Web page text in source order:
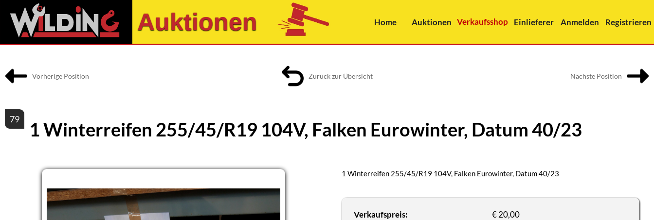
Auktionen Home Auktionen Verkaufsshop Einlieferer Anmelden Registrieren
Vorherige Position Zurück zur Übersicht Nächste Position
79 1 Winterreifen 255/45/R19 104V, Falken Eurowinter, Datum 40/23
1 Winterreifen 255/45/R19 104V, Falken Eurowinter, Datum 40/23
Verkaufspreis: € 20,00